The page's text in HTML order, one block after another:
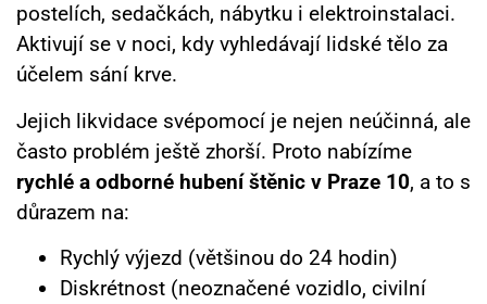
postelích, sedačkách, nábytku i elektroinstalaci.
Aktivují se v noci, kdy vyhledávají lidské tělo za
účelem sání krve.
Jejich likvidace svépomocí je nejen neúčinná, ale
často problém ještě zhorší. Proto nabízíme
rychlé a odborné hubení štěnic v Praze 10, a to s
důrazem na:
Rychlý výjezd (většinou do 24 hodin)
Diskrétnost (neoznačené vozidlo, civilní